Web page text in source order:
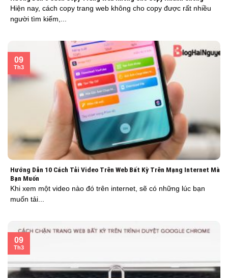
Hiện nay, cách copy trang web không cho copy được rất nhiều
người tìm kiếm,...
Hướng Dẫn 10 Cách Tải Video Trên Web Bất Kỳ Trên Mạng Internet Mà
Bạn Muốn
Khi xem một video nào đó trên internet, sẽ có những lúc bạn
muốn tải...
09
Th3
09
Th3